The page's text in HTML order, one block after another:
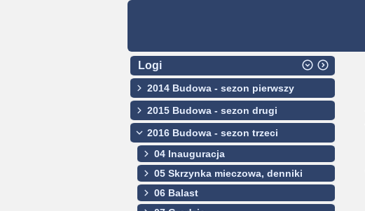
Logi
2014 Budowa - sezon pierwszy
2015 Budowa - sezon drugi
2016 Budowa - sezon trzeci
04 Inauguracja
05 Skrzynka mieczowa, denniki
06 Balast